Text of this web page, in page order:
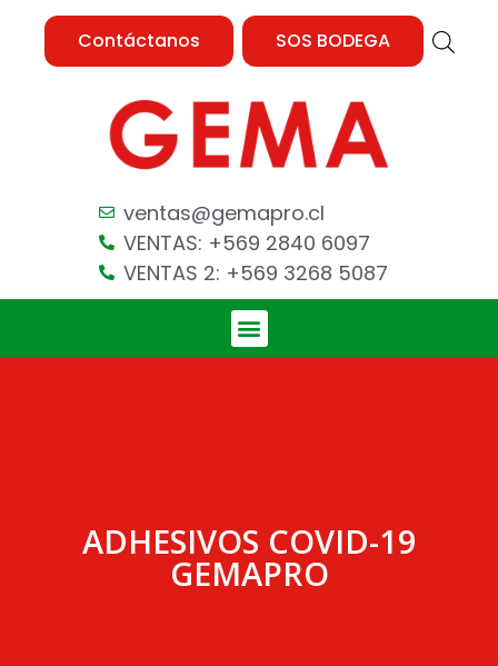
Contáctanos SOS BODEGA
ventas@gemapro.cl
VENTAS: +569 2840 6097
VENTAS 2: +569 3268 5087
ADHESIVOS COVID-19
GEMAPRO